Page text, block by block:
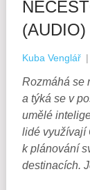
(AUDIO)
Kuba Venglář |
Rozmáhá se
a týká se v
umělé
lidé využívají
k plánování
destinacích.